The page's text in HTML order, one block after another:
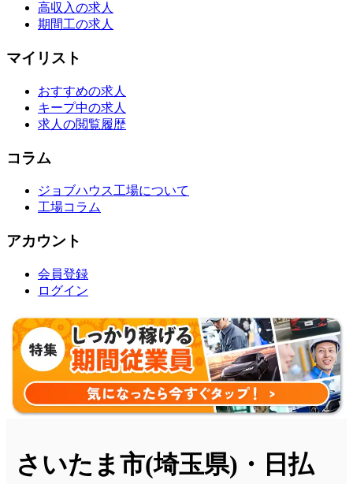
高収入の求人
期間工の求人
マイリスト
おすすめの求人
キープ中の求人
求人の閲覧履歴
コラム
ジョブハウス工場について
工場コラム
アカウント
会員登録
ログイン
さいたま市(埼玉県)・日払